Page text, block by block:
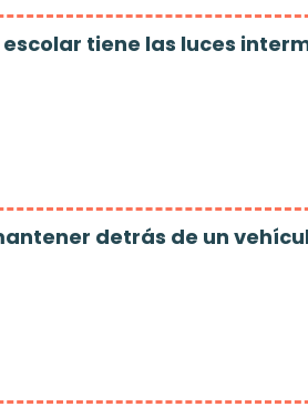
tiene las luces
detrás de un